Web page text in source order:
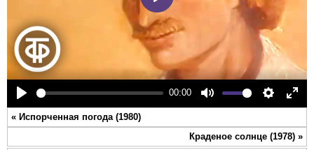
Play
00:00
Mute Settings
Play
« Испорченная погода (1980)
Краденое солнце (1978) »